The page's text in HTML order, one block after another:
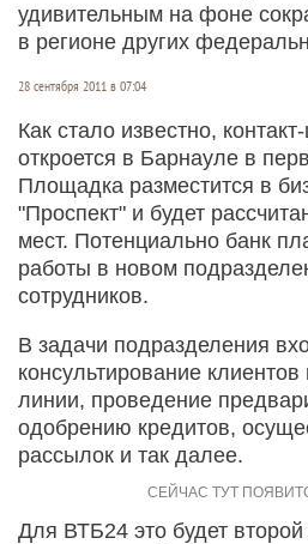
удивительным на фоне
в регионе других
28 сентября 2011 в 07:04
Как стало известно,
откроется в Барнауле в
Площадка разместится в
"Проспект" и будет
мест. Потенциально банк
работы в новом
сотрудников.
В задачи подразделения
консультирование
линии, проведение
одобрению кредитов,
рассылок и так далее.
Для ВТБ24 это будет